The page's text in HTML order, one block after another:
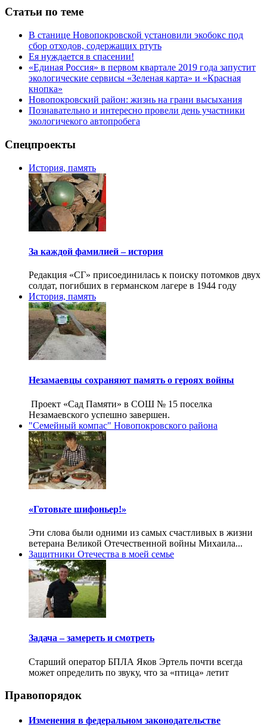
Статьи по теме
В станице Новопокровской установили экобокс под
сбор отходов, содержащих ртуть
Ея нуждается в спасении!
«Единая Россия» в первом квартале 2019 года запустит
экологические сервисы «Зеленая карта» и «Красная
кнопка»
Новопокровский район: жизнь на грани высыхания
Познавательно и интересно провели день участники
экологичекого автопробега
Спецпроекты
История, память
За каждой фамилией – история
Редакция «СГ» присоединилась к поиску потомков двух
солдат, погибших в германском лагере в 1944 году
История, память
Незамаевцы сохраняют память о героях войны
Проект «Сад Памяти» в СОШ № 15 поселка
Незамаевского успешно завершен.
"Семейный компас" Новопокровского района
«Готовьте шифоньер!»
Эти слова были одними из самых счастливых в жизни
ветерана Великой Отечественной войны Михаила...
Защитники Отечества в моей семье
Задача – замереть и смотреть
Старший оператор БПЛА Яков Эртель почти всегда
может определить по звуку, что за «птица» летит
Правопорядок
Изменения в федеральном законодательстве